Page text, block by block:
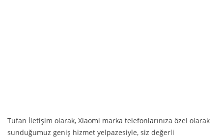
Tufan İletişim olarak, Xiaomi marka telefonlarınıza özel olarak
sunduğumuz geniş hizmet yelpazesiyle, siz değerli